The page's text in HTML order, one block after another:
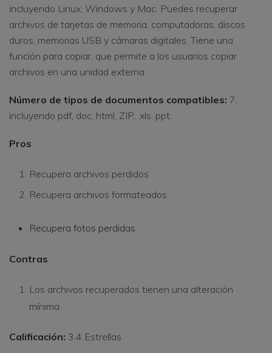
incluyendo Linux, Windows y Mac. Puedes recuperar
archivos de tarjetas de memoria, computadoras, discos
duros, memorias USB y cámaras digitales. Tiene una
función para copiar, que permite a los usuarios copiar
archivos en una unidad externa.
Número de tipos de documentos compatibles: 7,
incluyendo pdf, doc, html, ZIP, .xls. ppt.
Pros
Recupera archivos perdidos
Recupera archivos formateados
Recupera fotos perdidas
Contras
Los archivos recuperados tienen una alteración
mínima
Calificación: 3.4 Estrellas